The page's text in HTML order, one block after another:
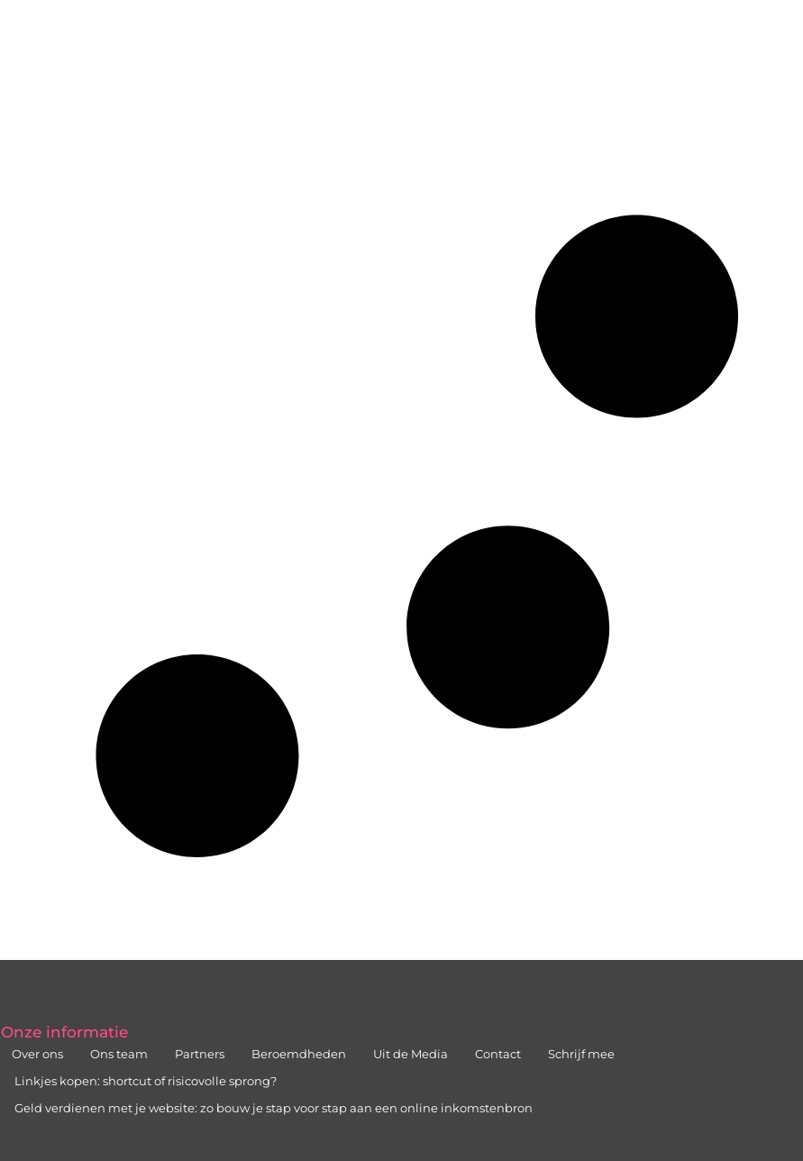
Onze informatie
Over ons Ons team Partners Beroemdheden Uit de Media Contact
Schrijf mee
Linkjes kopen: shortcut of risicovolle sprong?
Geld verdienen met je website: zo bouw je stap voor stap aan een online inkomstenbron